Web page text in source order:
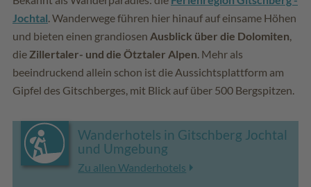
Jochtal . Wanderwege führen hier hinauf auf einsame Höhen
und bieten einen grandiosen Ausblick über die Dolomiten
die Zillertaler- und die Ötztaler Alpen . Mehr als
beeindruckend allein schon ist die Aussichtsplattform am
Gipfel des Gitschberges, mit Blick auf über 500 Bergspitzen.
Wanderhotels in Gitschberg Jochtal
und Umgebung
Zu allen Wanderhotels